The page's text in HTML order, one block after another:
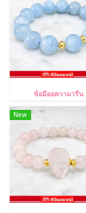
ข้อมืออความารีน
New